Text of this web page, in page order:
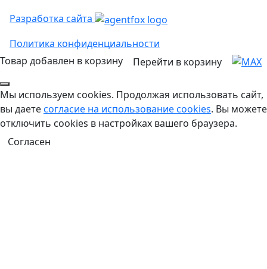
Разработка сайта
Политика конфиденциальности
Товар добавлен в корзину
Перейти в корзину
Мы используем cookies. Продолжая использовать сайт,
вы даетесогласие на использование cookies. Вы можете
отключить cookies в настройках вашего браузера.
Согласен